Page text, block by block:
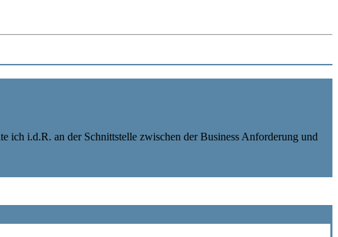
i.d.R. an der Schnittstelle zwischen der Business Anforderung und